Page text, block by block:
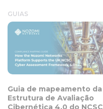
GUIAS
Guia de mapeamento da
Estrutura de Avaliação
Cibernética 4.0 do NCSC